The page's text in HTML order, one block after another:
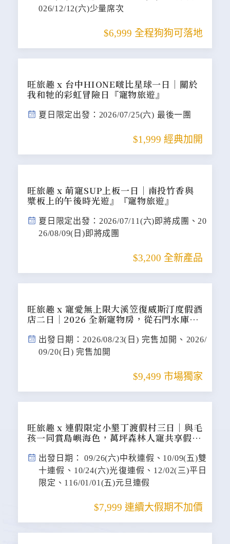
$6,999 全程狗狗可落地
026/12/12(六)少量席次
旺旅趣 x 台中HIONE啵比星球一日｜關於
我和牠的彩虹冒險日『寵物旅遊』
$1,999 經典加開
夏日限定出發：2026/07/25(六) 最後一團
旺旅趣 x 萌寵SUP上板一日｜南投竹香與
漿板上的午後時光遊』『寵物旅遊』
$3,200 全新產品
夏日限定出發：2026/07/11(六)即將成團、20
26/08/09(日)即將成團
旺旅趣 x 寵愛無上限大溪笠復威斯汀度假酒
店二日｜2026 全新寵物房，從石門水庫登
$9,499 市場獨家
出發日期：2026/08/23(日) 完售加開、2026/
09/20(日) 完售加開
旺旅趣 x 連假限定小墾丁渡假村三日｜與毛
孩一同賞島嶼海色，萬坪森林人寵共享假期
$7,999 連續大假期不加價
出發日期： 09/26(六)中秋連假、10/09(五)雙
十連假、10/24(六)光復連假、12/02(三)平日
限定、116/01/01(五)元旦連假